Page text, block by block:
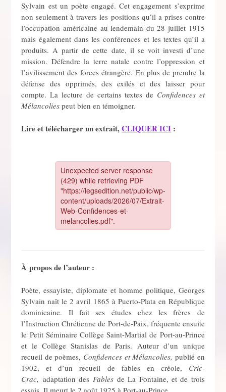
Sylvain est un poète engagé. Cet engagement s’exprime
non seulement à travers les positions qu’il a prises contre
l’occupation américaine au lendemain du 28 juillet 1915
mais également dans les conférences et les textes qu’il a
produits. A partir de cette date, il se voit investi d’une
mission. Défendre la terre natale contre l’oppression et
l’avilissement des forces étrangère. En plus de prendre la
défense des opprimés, des exilés et des laisser pour
compte. La lecture de certains textes de Confidences et
Mélancolies peut bien en témoigner.
Lire et télécharger un extrait,CLIQUER ICI :
À propos de l’auteur :
Poète, essayiste, diplomate et homme politique, Georges
Sylvain naît le 2 avril 1865 à Puerto-Plata en République
dominicaine. Il fait ses études chez les frères de
l’Instruction Chrétienne de Port-de-Paix, fréquente ensuite
le Petit Séminaire Collège Saint-Martial de Port-au-Prince
et le Collège Stanislas de Paris. Auteur d’un unique
recueil de poèmes, Confidences et Mélancolies,publié en
1902, et d’un recueil de fables en créole, Cric-
Crac, adaptation des Fables de La Fontaine, et de trois
essais. Il meurt le 2 août 1925 à Port-au-Prince.